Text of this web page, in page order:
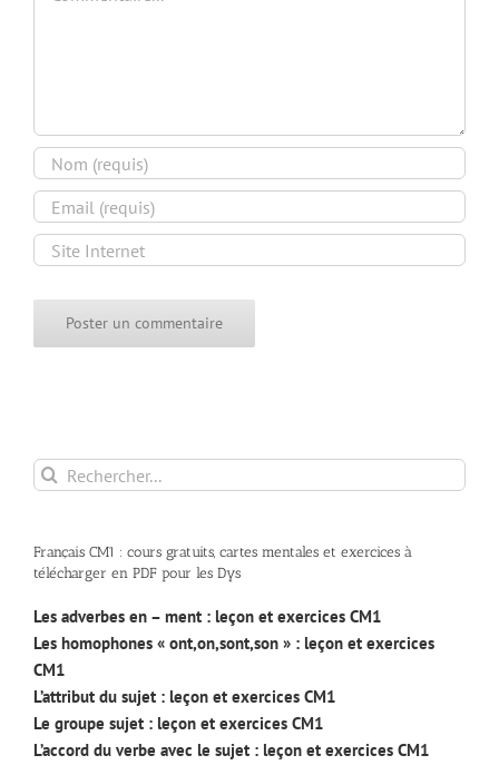
Rechercher:
Français CM1 : cours gratuits, cartes mentales et exercices à
télécharger en PDF pour les Dys
Les adverbes en – ment : leçon et exercices CM1
Les homophones « ont,on,sont,son » : leçon et exercices
CM1
L’attribut du sujet : leçon et exercices CM1
Le groupe sujet : leçon et exercices CM1
L’accord du verbe avec le sujet : leçon et exercices CM1